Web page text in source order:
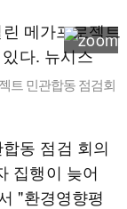
트 민관합동 점검회
동 점검 회의
집행이 늦어
"환경영향평